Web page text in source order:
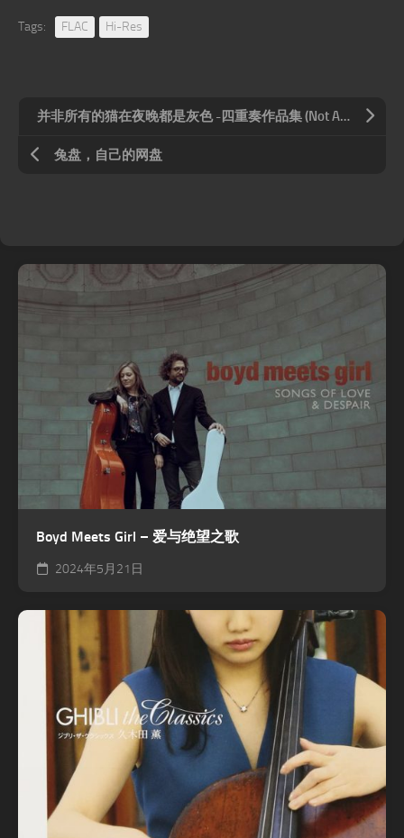
Tags: FLAC Hi-Res
并非所有的猫在夜晚都是灰色 -四重奏作品集 (Not All Cats Are Grey at Night)
兔盘，自己的网盘
Boyd Meets Girl – 爱与绝望之歌
2024年5月21日